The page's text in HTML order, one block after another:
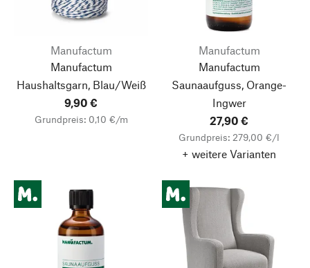
Manufactum
Manufactum
Haushaltsgarn, Blau/Weiß
9,90 €
Grundpreis: 0,10 €/m
Manufactum
Manufactum
Saunaaufguss, Orange-
Ingwer
27,90 €
Grundpreis: 279,00 €/l
+ weitere Varianten